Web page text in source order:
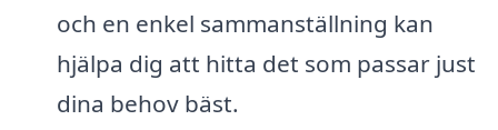
och en enkel sammanställning kan
hjälpa dig att hitta det som passar just
dina behov bäst.